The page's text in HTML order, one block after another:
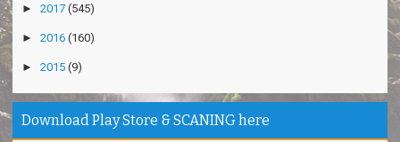
► 2017 (545)
► 2016 (160)
► 2015 (9)
Download Play Store & SCANING here